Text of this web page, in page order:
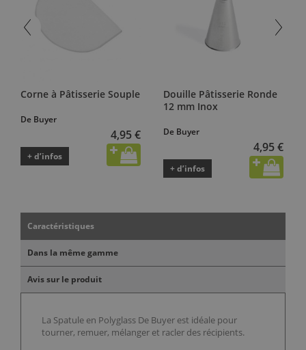
Corne à Pâtisserie Souple
De Buyer
4,95 €
+ d’infos
Douille Pâtisserie Ronde
12 mm Inox
De Buyer
4,95 €
+ d’infos
Caractéristiques
Dans la même gamme
Avis sur le produit
La Spatule en Polyglass De Buyer est idéale pour
tourner, remuer, mélanger et racler des récipients.